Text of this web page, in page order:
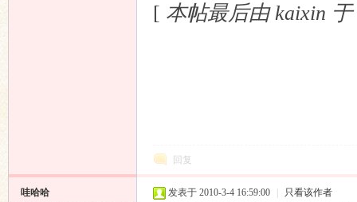
[ 本帖最后由 kaixin
回复
哇哈哈 发表于 2010-3-4 16:59:00 只看该作者